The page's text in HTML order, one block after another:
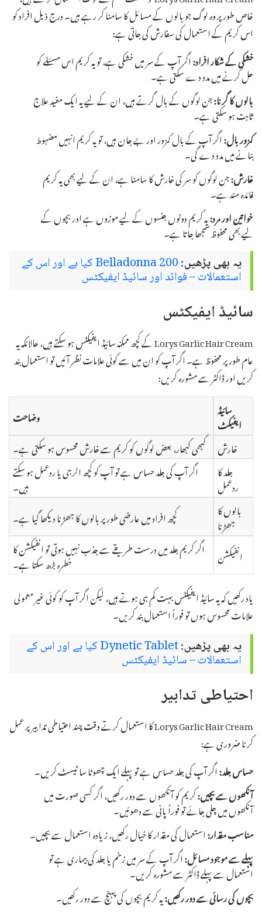
خاص طور پر وہ لوگ جو بالوں کے مسائل کا سامنا کر رہے ہیں۔ درج ذیل افراد کو
اس کریم کے استعمال کی سفارش کی جاتی ہے:
خشکی کے شکار افراد:اگر آپ کے سر میں خشکی ہے، تو یہ کریم اس مسئلے کو
حل کرنے میں مدد دے سکتی ہے۔
بالوں کا گرنا:جن لوگوں کے بال گرتے ہیں، ان کے لیے یہ ایک مفید علاج
ثابت ہو سکتی ہے۔
کمزور بال:اگر آپ کے بال کمزور اور بے جان ہیں، تو یہ کریم انہیں مضبوط
بنانے میں مدد دے گی۔
خارش:جن لوگوں کو سر کی خارش کا سامنا ہے، ان کے لیے بھی یہ کریم
فائدہ مند ہے۔
خواتین اور مرد:یہ کریم دونوں جنسوں کے لیے موزوں ہے اور بچوں کے
لیے بھی محفوظ سمجھا جاتا ہے۔
یہ بھی پڑھیں: Belladonna 200 کیا ہے اور اس کے
استعمالات – فوائد اور سائیڈ ایفیکٹس
سائیڈ ایفیکٹس
Lorys Garlic Hair Cream کے کچھ ممکنہ سائیڈ ایفیکٹس ہو سکتے ہیں، حالانکہ یہ
عام طور پر محفوظ ہے۔ اگر آپ کو ان میں سے کوئی علامات نظر آئیں تو استعمال بند
کریں اور ڈاکٹر سے مشورہ کریں:
سائیڈ
ایفیکٹ
وضاحت
خارش
کبھی کبھار، بعض لوگوں کو کریم سے خارش محسوس ہو سکتی ہے۔
جلد کا
ردعمل
اگر آپ کی جلد حساس ہے تو آپ کو کچھ الرجی یا ردعمل ہو سکتے
ہیں۔
بالوں کا
جھڑنا
کچھ افراد میں عارضی طور پر بالوں کا جھڑنا دیکھا گیا ہے۔
انفیکشن
اگر کریم جلد میں درست طریقے سے جذب نہیں ہوتی تو انفیکشن کا
خطرہ بڑھ سکتا ہے۔
یاد رکھیں کہ یہ سائیڈ ایفیکٹس بہت کم ہی ہوتے ہیں، لیکن اگر آپ کو کوئی غیر معمولی
علامات محسوس ہوں تو فوراً استعمال بند کریں۔
یہ بھی پڑھیں: Dynetic Tablet کیا ہے اور اس کے
استعمالات – سائیڈ ایفیکٹس
احتیاطی تدابیر
Lorys Garlic Hair Cream کا استعمال کرتے وقت چند احتیاطی تدابیر پر عمل
کرنا ضروری ہے:
حساس جلد:اگر آپ کی جلد حساس ہے تو پہلے ایک چھوٹا سا ٹیسٹ کریں۔
آنکھوں سے بچیں:کریم کو آنکھوں سے دور رکھیں، اگر کسی صورت میں
آنکھوں میں چلی جائے تو فوراً پانی سے دھوئیں۔
مناسب مقدار:استعمال کی مقدار کا خیال رکھیں، زیادہ استعمال سے بچیں۔
پہلے سے موجود مسائل:اگر آپ کے سر میں زخم یا جلد کی بیماری ہے تو
استعمال سے پہلے ڈاکٹر سے مشورہ کریں۔
بچوں کی رسائی سے دور رکھیں:یہ کریم بچوں کی پہنچ سے دور رکھیں۔